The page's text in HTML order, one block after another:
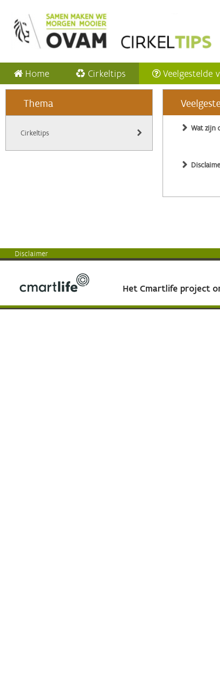
Home Cirkeltips Veelgestelde
Thema
Cirkeltips
Wat zijn
Disclaimer
Het Cmartlife project